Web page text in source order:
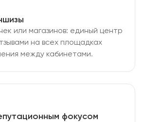
или магазинов: единый центр
на всех площадках
между кабинетами.
фокусом